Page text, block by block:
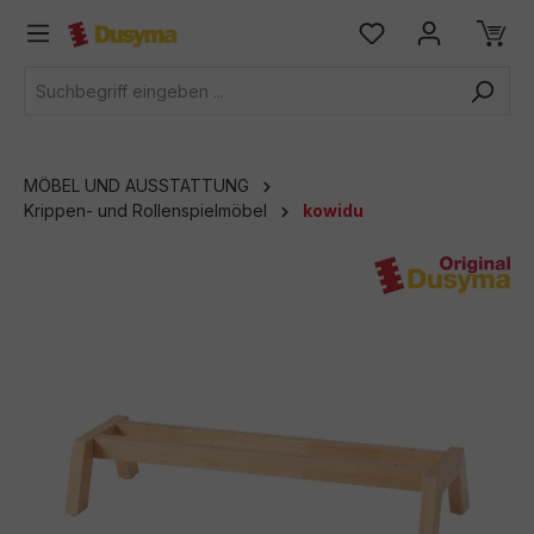
springen
MÖBEL UND AUSSTATTUNG
Krippen- und Rollenspielmöbel
kowidu